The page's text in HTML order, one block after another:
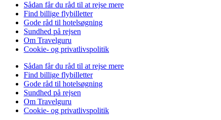
Sådan får du råd til at rejse mere
Find billige flybilletter
Gode råd til hotelsøgning
Sundhed på rejsen
Om Travelguru
Cookie- og privatlivspolitik
Sådan får du råd til at rejse mere
Find billige flybilletter
Gode råd til hotelsøgning
Sundhed på rejsen
Om Travelguru
Cookie- og privatlivspolitik